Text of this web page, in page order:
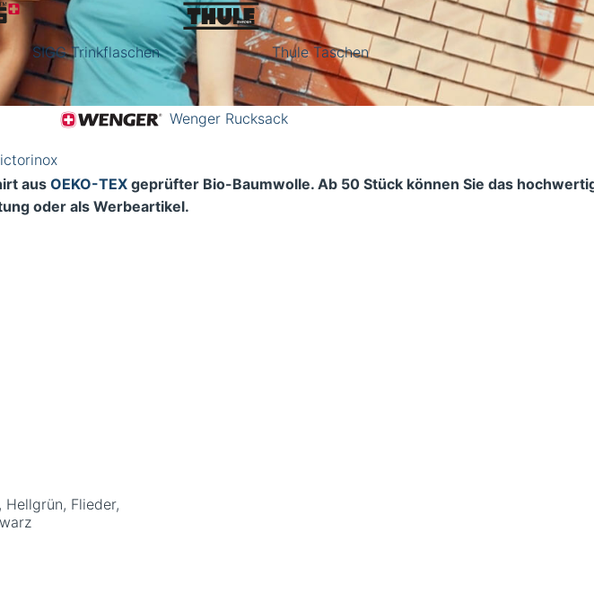
SIGG Trinkflaschen Thule Taschen
Wenger Rucksack
ausOEKO-TEX geprüfter Bio-Baumwolle. Ab 50 Stück können Sie das
oder als Werbeartikel.
Hellgrün, Flieder,